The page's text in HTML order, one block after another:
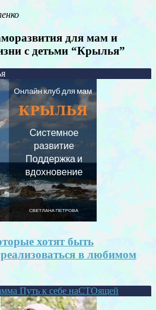
для мам и
с детьми “Крылья”
хотят быть
в любимом
Путь к себе наСТОящей